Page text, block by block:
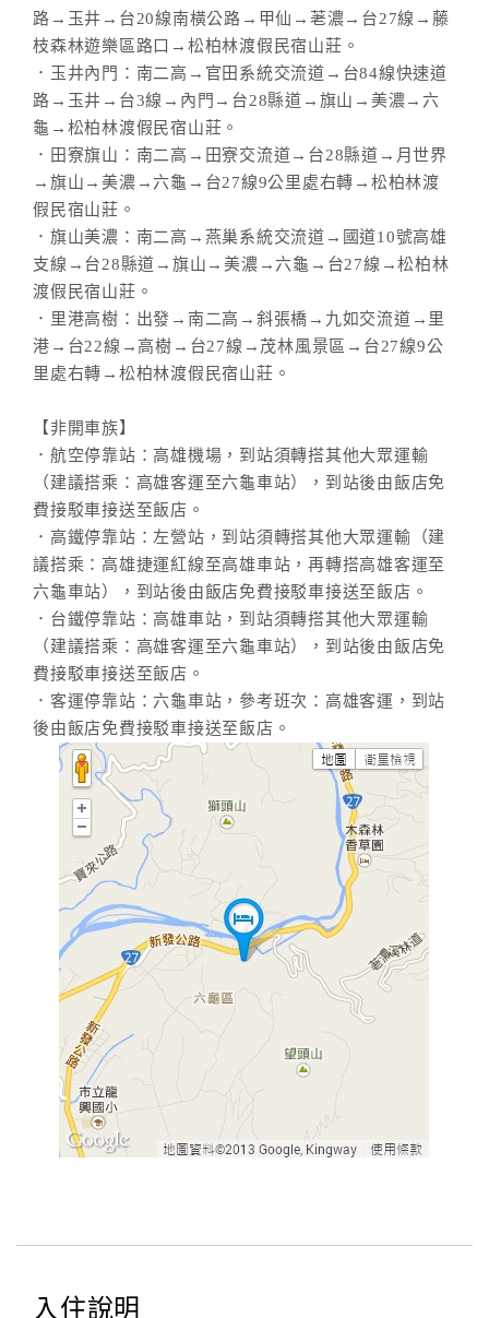
路→玉井→台20線南橫公路→甲仙→荖濃→台27線→藤
枝森林遊樂區路口→松柏林渡假民宿山莊。
．玉井內門：南二高→官田系統交流道→台84線快速道
路→玉井→台3線→內門→台28縣道→旗山→美濃→六
龜→松柏林渡假民宿山莊。
．田寮旗山：南二高→田寮交流道→台28縣道→月世界
→旗山→美濃→六龜→台27線9公里處右轉→松柏林渡
假民宿山莊。
．旗山美濃：南二高→燕巢系統交流道→國道10號高雄
支線→台28縣道→旗山→美濃→六龜→台27線→松柏林
渡假民宿山莊。
．里港高樹：出發→南二高→斜張橋→九如交流道→里
港→台22線→高樹→台27線→茂林風景區→台27線9公
里處右轉→松柏林渡假民宿山莊。
【非開車族】
．航空停靠站：高雄機場，到站須轉搭其他大眾運輸
（建議搭乘：高雄客運至六龜車站），到站後由飯店免
費接駁車接送至飯店。
．高鐵停靠站：左營站，到站須轉搭其他大眾運輸（建
議搭乘：高雄捷運紅線至高雄車站，再轉搭高雄客運至
六龜車站），到站後由飯店免費接駁車接送至飯店。
．台鐵停靠站：高雄車站，到站須轉搭其他大眾運輸
（建議搭乘：高雄客運至六龜車站），到站後由飯店免
費接駁車接送至飯店。
．客運停靠站：六龜車站，參考班次：高雄客運，到站
後由飯店免費接駁車接送至飯店。
入住說明